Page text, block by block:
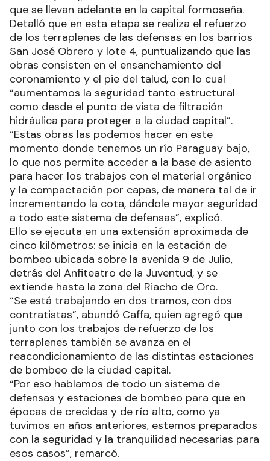
que se llevan adelante en la capital formoseña.
Detalló que en esta etapa se realiza el refuerzo
de los terraplenes de las defensas en los barrios
San José Obrero y lote 4, puntualizando que las
obras consisten en el ensanchamiento del
coronamiento y el pie del talud, con lo cual
“aumentamos la seguridad tanto estructural
como desde el punto de vista de filtración
hidráulica para proteger a la ciudad capital”.
“Estas obras las podemos hacer en este
momento donde tenemos un río Paraguay bajo,
lo que nos permite acceder a la base de asiento
para hacer los trabajos con el material orgánico
y la compactación por capas, de manera tal de ir
incrementando la cota, dándole mayor seguridad
a todo este sistema de defensas”, explicó.
Ello se ejecuta en una extensión aproximada de
cinco kilómetros: se inicia en la estación de
bombeo ubicada sobre la avenida 9 de Julio,
detrás del Anfiteatro de la Juventud, y se
extiende hasta la zona del Riacho de Oro.
“Se está trabajando en dos tramos, con dos
contratistas”, abundó Caffa, quien agregó que
junto con los trabajos de refuerzo de los
terraplenes también se avanza en el
reacondicionamiento de las distintas estaciones
de bombeo de la ciudad capital.
“Por eso hablamos de todo un sistema de
defensas y estaciones de bombeo para que en
épocas de crecidas y de río alto, como ya
tuvimos en años anteriores, estemos preparados
con la seguridad y la tranquilidad necesarias para
esos casos”, remarcó.